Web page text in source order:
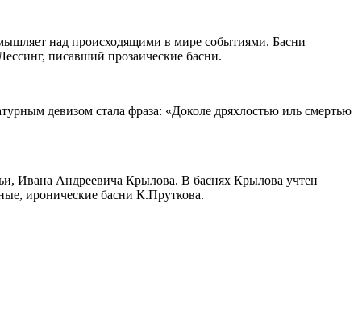
над происходящими в мире событиями. Басни
писавший прозаические басни.
девизом стала фраза: «Доколе дряхлостью иль смертью
Ивана Андреевича Крылова. В баснях Крылова учтен
иронические басни К.Пруткова.